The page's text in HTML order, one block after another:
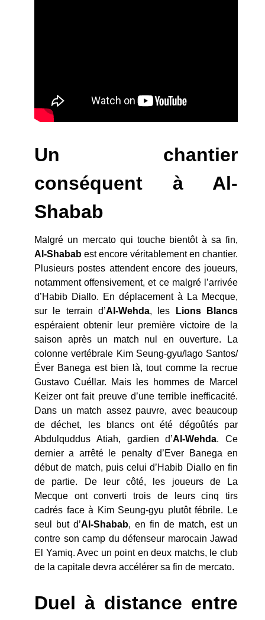
Un chantier
conséquent à Al-
Shabab
Malgré un mercato qui touche bientôt à sa fin,
Al-Shabab est encore véritablement en chantier.
Plusieurs postes attendent encore des joueurs,
notamment offensivement, et ce malgré l’arrivée
d’Habib Diallo. En déplacement à La Mecque,
sur le terrain d’Al-Wehda, les
Lions Blancs
espéraient obtenir leur première victoire de la
saison après un match nul en ouverture. La
colonne vertébrale Kim Seung-gyu/Iago Santos/
Éver Banega est bien là, tout comme la recrue
Gustavo Cuéllar. Mais les hommes de Marcel
Keizer ont fait preuve d’une terrible inefficacité.
Dans un match assez pauvre, avec beaucoup
de déchet, les blancs ont été dégoûtés par
Abdulquddus Atiah, gardien d’Al-Wehda. Ce
dernier a arrêté le penalty d’Ever Banega en
début de match, puis celui d’Habib Diallo en fin
de partie. De leur côté, les joueurs de La
Mecque ont converti trois de leurs cinq tirs
cadrés face à Kim Seung-gyu plutôt fébrile. Le
seul but d’Al-Shabab, en fin de match, est un
contre son camp du défenseur marocain Jawad
El Yamiq. Avec un point en deux matchs, le club
de la capitale devra accélérer sa fin de mercato.
Duel à distance entre